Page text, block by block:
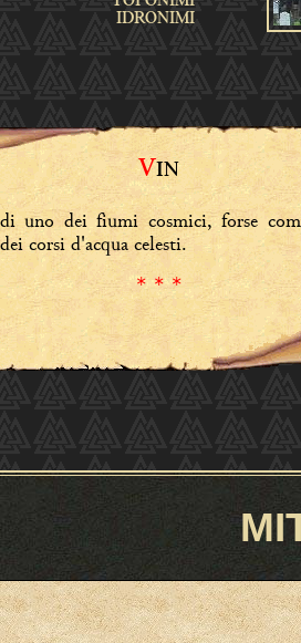
VIN
uno dei fiumi cosmici, forse
corsi d'acqua celesti.
* * *